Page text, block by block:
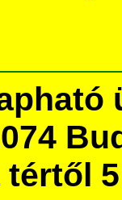
tértől